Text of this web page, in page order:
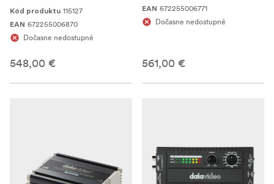
Kód produktu 115127
EAN 672255006870
Dočasne nedostupné
548,00 €
EAN 672255006771
Dočasne nedostupné
561,00 €